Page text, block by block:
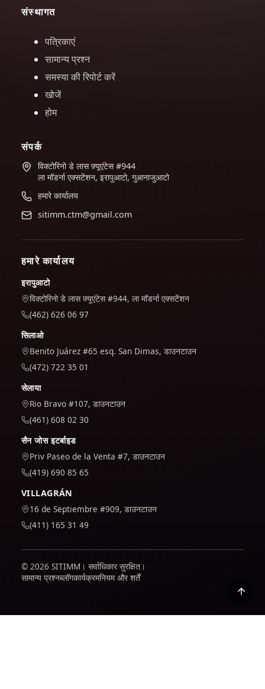
संस्थागत
पत्रिकाएं
सामान्य प्रश्न
समस्या की रिपोर्ट करें
खोजें
होम
संपर्क
विक्टोरिनो डे लास फ़्यूएंटेस #944
ला मॉडर्ना एक्सटेंशन, इरापुआटो, गुआनाजुआटो
हमारे कार्यालय
sitimm.ctm@gmail.com
हमारे कार्यालय
इरापुआटो
विक्टोरिनो डे लास फ़्यूएंटेस #944, ला मॉडर्ना एक्सटेंशन
(462) 626 06 97
सिलाओ
Benito Juárez #65 esq. San Dimas, डाउनटाउन
(472) 722 35 01
सेलाया
Rio Bravo #107, डाउनटाउन
(461) 608 02 30
सैन जोस इटर्बाइड
Priv Paseo de la Venta #7, डाउनटाउन
(419) 690 85 65
VILLAGRÁN
16 de Septiembre #909, डाउनटाउन
(411) 165 31 49
© 2026 SITIMM। सर्वाधिकार सुरक्षित।
सामान्य प्रश्नब्लॉगकार्यक्रमनियम और शर्तें